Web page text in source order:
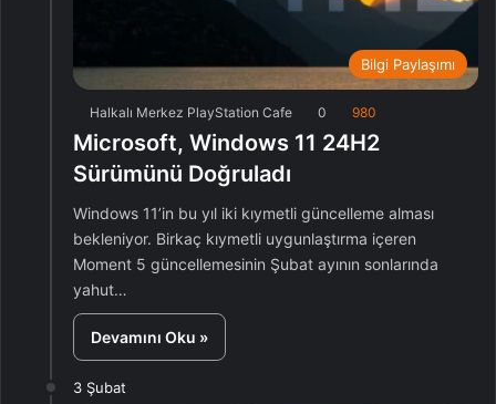
Bilgi Paylaşımı
Halkalı Merkez PlayStation Cafe 0 980
Microsoft, Windows 11 24H2
Sürümünü Doğruladı
Windows 11’in bu yıl iki kıymetli güncelleme alması
bekleniyor. Birkaç kıymetli uygunlaştırma içeren
Moment 5 güncellemesinin Şubat ayının sonlarında
yahut…
Devamını Oku »
3 Şubat